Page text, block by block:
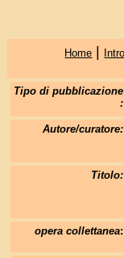
Home |
Tipo di pubblicazione
:
Autore/curatore:
Titolo:
opera collettanea: